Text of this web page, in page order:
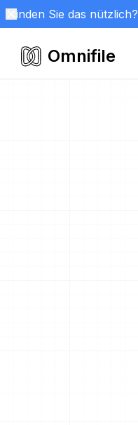
Finden Sie das nützlich?
Omnifile